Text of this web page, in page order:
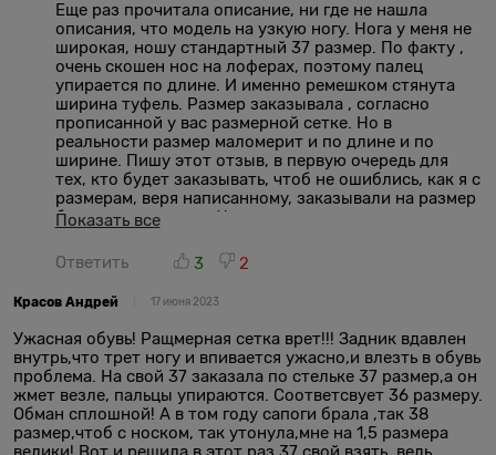
Менеджеры всегда на связи и стараются помочь
клиенту, ответить на все вопросы клиента. Приносим
наши извинения, если Ваш вопрос не был
удовлетворен. Спасибо за отзыв. Ваши отзывы делают
нас лучше. Надеемся и дальше видеть Вас в числе
наших постоянных покупателей!
Еще раз прочитала описание, ни где не нашла
описания, что модель на узкую ногу. Нога у меня не
широкая, ношу стандартный 37 размер. По факту ,
очень скошен нос на лоферах, поэтому палец
упирается по длине. И именно ремешком стянута
ширина туфель. Размер заказывала , согласно
прописанной у вас размерной сетке. Но в
реальности размер маломерит и по длине и по
ширине. Пишу этот отзыв, в первую очередь для
тех, кто будет заказывать, чтоб не ошиблись, как я с
размерам, веря написанному, заказывали на размер
больше эту модель. Честно, я очень расстроилась,
Показать все
Ответить 3 2
Красов Андрей 17 июня 2023
Ужасная обувь! Ращмерная сетка врет!!! Задник вдавлен
внутрь,что трет ногу и впивается ужасно,и влезть в обувь
проблема. На свой 37 заказала по стельке 37 размер,а он
жмет везле, пальцы упираются. Соответсвует 36 размеру.
Обман сплошной! А в том году сапоги брала ,так 38
размер,чтоб с носком, так утонула,мне на 1,5 размера